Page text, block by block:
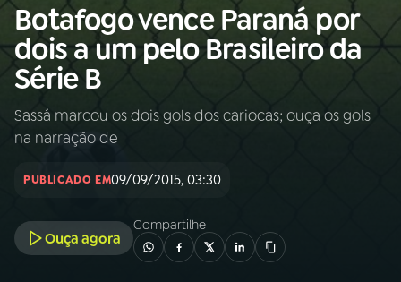
Buscar
na
Rádio
Nacional
Buscar
AO VIVO
INÍCIO
A RÁDIO
Botafogo vence Paraná por
dois a um pelo Brasileiro da
Série B
Sassá marcou os dois gols dos cariocas; ouça os gols
na narração de
PUBLICADO EM09/09/2015, 03:30
Ouça agora
Compartilhe